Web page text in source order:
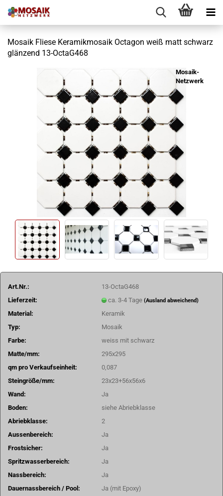
Mosaik Fliese Keramikmosaik Octagon weiß matt schwarz
glänzend 13-OctaG468
Mosaik-
Netzwerk
Art.Nr.:
13-OctaG468
Lieferzeit:
ca. 3-4 Tage(Ausland abweichend)
Material:
Keramik
Typ:
Mosaik
Farbe:
weiss mit schwarz
Matte/mm:
295x295
qm pro Verkaufseinheit:
0,087
Steingröße/mm:
23x23+56x56x6
Wand:
Ja
Boden:
siehe Abriebklasse
Abriebklasse:
2
Aussenbereich:
Ja
Frostsicher:
Ja
Spritzwasserbereich:
Ja
Nassbereich:
Ja
Dauernassbereich / Pool:
Ja (mit Epoxy)